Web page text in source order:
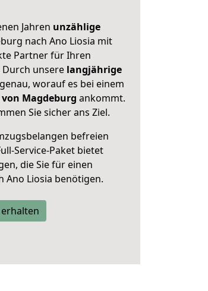
Jahren unzählige
nach Ano Liosia mit
Partner für Ihren
Durch unsere langjährige
worauf es bei einem
Magdeburg ankommt.
Sie sicher ans Ziel.
befreien
Service-Paket bietet
die Sie für einen
Ano Liosia benötigen.